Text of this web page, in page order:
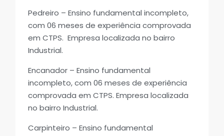
Pedreiro – Ensino fundamental incompleto,
com 06 meses de experiência comprovada
em CTPS. Empresa localizada no bairro
Industrial.
Encanador – Ensino fundamental
incompleto, com 06 meses de experiência
comprovada em CTPS. Empresa localizada
no bairro Industrial.
Carpinteiro – Ensino fundamental